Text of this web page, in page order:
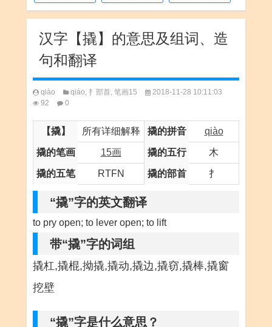
汉字【撬】的意思及组词、造
句和翻译
qiào qiáo, 扌部首, 笔画15
2018-11-28 10:11:03
92
0
【撬】 所有详细解释 撬的拼音 qiào
撬的笔画 15画 撬的五行 木
撬的五笔 RTFN 撬的部首 扌
“撬”字的英文翻译
to pry open; to lever open; to lift
带“撬”字的词组
撬杠,撬棍,拗撬,撬动,撬边,撬窃,撬棒,撬窗
挖壁
“撬”字是什么意思？